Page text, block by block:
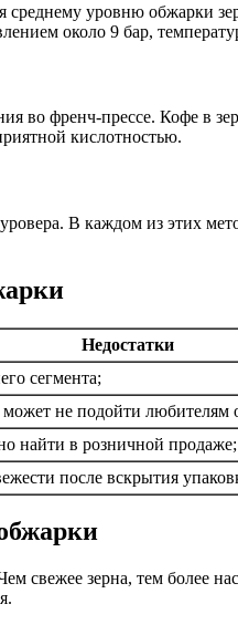
уровню обжарки
около 9 бар,
френч-прессе. Кофе в
кислотностью.
В каждом из этих
Недостатки
сегмента;
не подойти любителям
найти в розничной продаже;
после вскрытия
свежее зерна, тем более